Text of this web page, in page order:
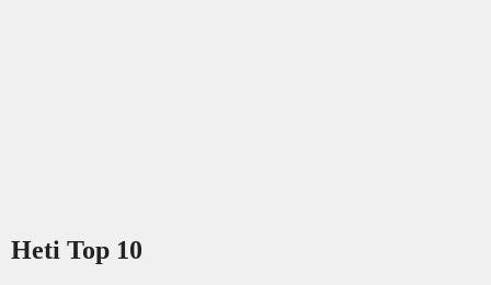
Heti Top 10